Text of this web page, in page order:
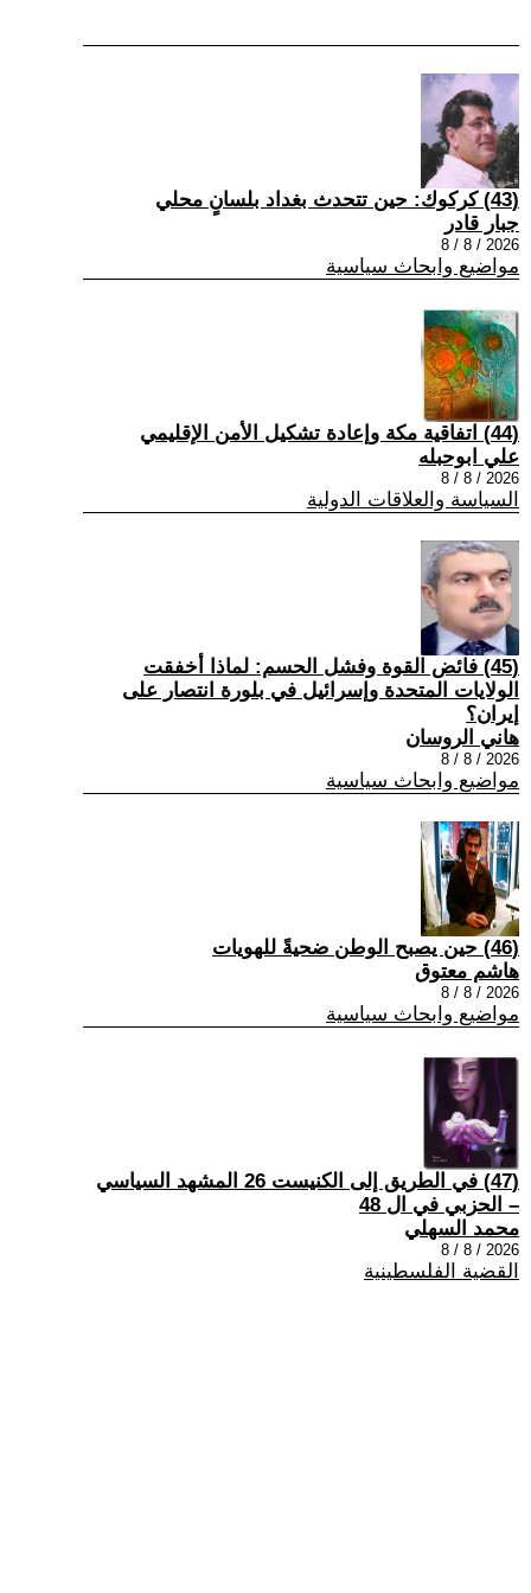
(43) كركوك: حين تتحدث بغداد بلسانٍ محلي
جبار قادر
2026 / 8 / 8
مواضيع وابحاث سياسية
(44) اتفاقية مكة وإعادة تشكيل الأمن الإقليمي
علي ابوحبله
2026 / 8 / 8
السياسة والعلاقات الدولية
(45) فائض القوة وفشل الحسم: لماذا أخفقت
الولايات المتحدة وإسرائيل في بلورة انتصار على
إيران؟
هاني الروسان
2026 / 8 / 8
مواضيع وابحاث سياسية
(46) حين يصبح الوطن ضحيةً للهويات
هاشم معتوق
2026 / 8 / 8
مواضيع وابحاث سياسية
(47) في الطريق إلى الكنيست 26 المشهد السياسي
– الحزبي في ال 48
محمد السهلي
2026 / 8 / 8
القضية الفلسطينية